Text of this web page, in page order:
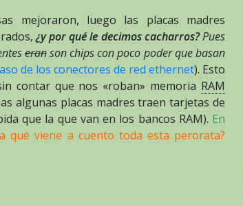
mejoraron, luego las placas madres
¿y por qué le decimos cacharros?Pues
eranson chips con poco poder que basan
de los conectores de red ethernet). Esto
contar que nos «roban» memoria RAM
algunas placas madres traen tarjetas de
que la que van en los bancos RAM). En
qué viene a cuento toda esta perorata?